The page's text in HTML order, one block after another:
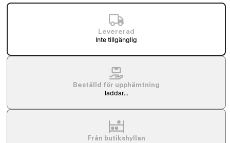
Levererad
Inte tillgänglig
Beställd för upphämtning
laddar...
Från butikshyllan